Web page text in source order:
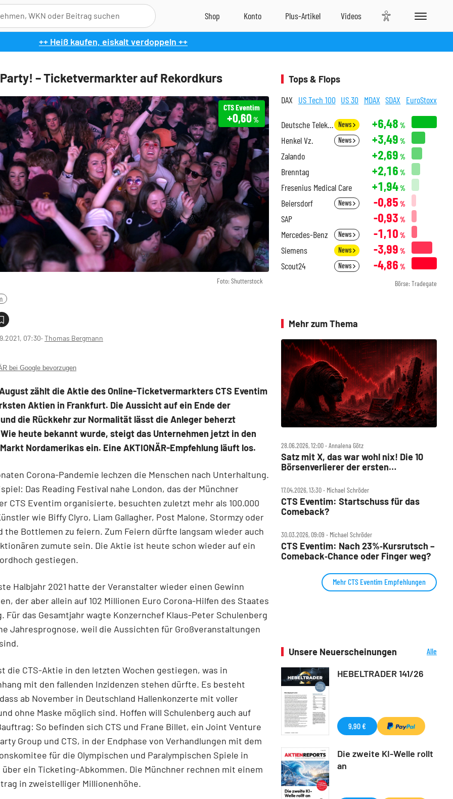
++ Heiß kaufen, eiskalt verdoppeln ++
– Ticketvermarkter auf Rekordkurs
Foto: Shutterstock
CTS Eventim
+0,60 %
07:30‧ Thomas Bergmann
bei Google bevorzugen
zählt die Aktie des Online-Ticketvermarkters CTS Eventim
Aktien in Frankfurt. Die Aussicht auf ein Ende der
die Rückkehr zur Normalität lässt die Anleger beherzt
heute bekannt wurde, steigt das Unternehmen jetzt in den
Nordamerikas ein. Eine AKTIONÄR-Empfehlung läuft los.
Corona-Pandemie lechzen die Menschen nach Unterhaltung.
Das Reading Festival nahe London, das der Münchner
CTS Eventim organisierte, besuchten zuletzt mehr als 100.000
wie Biffy Clyro, Liam Gallagher, Post Malone, Stormzy oder
the Bottlemen zu feiern. Zum Feiern dürfte langsam wieder auch
zumute sein. Die Aktie ist heute schon wieder auf ein
gestiegen.
Halbjahr 2021 hatte der Veranstalter wieder einen Gewinn
der aber allein auf 102 Millionen Euro Coro­na-Hilfen des Staates
Für das Gesamtjahr wagte Konzernchef Klaus-Peter Schulenberg
Jahresprognose, weil die Aussichten für Großveranstaltungen
die CTS-Aktie in den letzten Wochen gestiegen, was in
mit den fallenden Inzidenzen stehen dürfte. Es besteht
ab November in Deutschland Hallenkonzerte mit voller
ohne Maske möglich sind. Hoffen will Schulenberg auch auf
So befinden sich CTS und Frane Billet, ein Joint Venture
Group und CTS, in der Endphase von Verhandlungen mit dem
für die Olympischen und Paralympischen Spiele in
über ein Ticketing-Abkommen. Die Münchner rechnen mit einem
in zweistelliger Millionenhöhe.
Tops & Flops
DAX US Tech 100 US 30 MDAX SDAX EuroStoxx
Deutsche Telekom News +6,48 %
Henkel Vz. News +3,49 %
Zalando +2,69 %
Brenntag +2,16 %
Fresenius Medical Care +1,94%
Beiersdorf News -0,85 %
SAP -0,93 %
Mercedes-Benz News -1,10 %
Siemens News -3,99 %
Scout24 News -4,86 %
Börse: Tradegate
Mehr zum Thema
28.06.2026, 12:00 ‧ Annalena Götz
Satz mit X, das war wohl nix! Die 10
Börsenverlierer der ersten
17.04.2026, 13:30 ‧ Michael Schröder
CTS Eventim: Startschuss für das
Comeback?
30.03.2026, 09:09 ‧ Michael Schröder
CTS Eventim: Nach 23%‑Kursrutsch –
Comeback‑Chance oder Finger weg?
Mehr CTS Eventim Empfehlungen
Unsere Neuerscheinungen
Alle
HEBELTRADER 141/26
9,90 €
Die zweite KI-Welle rollt
an